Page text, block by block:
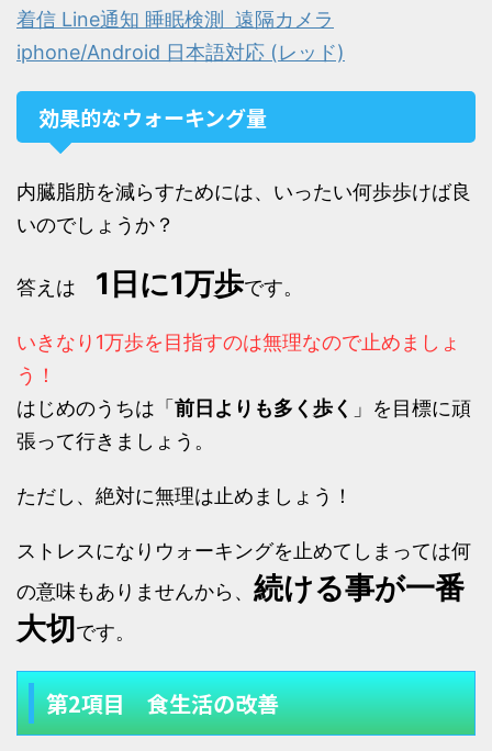
着信 Line通知 睡眠検測 遠隔カメラ
iphone/Android 日本語対応 (レッド)
効果的なウォーキング量
内臓脂肪を減らすためには、いったい何歩歩けば良
いのでしょうか？
答えは 1日に1万歩です。
いきなり1万歩を目指すのは無理なので止めましょ
う！
はじめのうちは「 前日よりも多く歩く 」を目標に頑
張って行きましょう。
ただし、絶対に無理は止めましょう！
ストレスになりウォーキングを止めてしまっては何
の意味もありませんから、 続ける事が一番
大切です。
第2項目 食生活の改善